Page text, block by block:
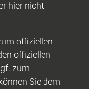
hier nicht
offiziellen
offiziellen
zum
Sie dem